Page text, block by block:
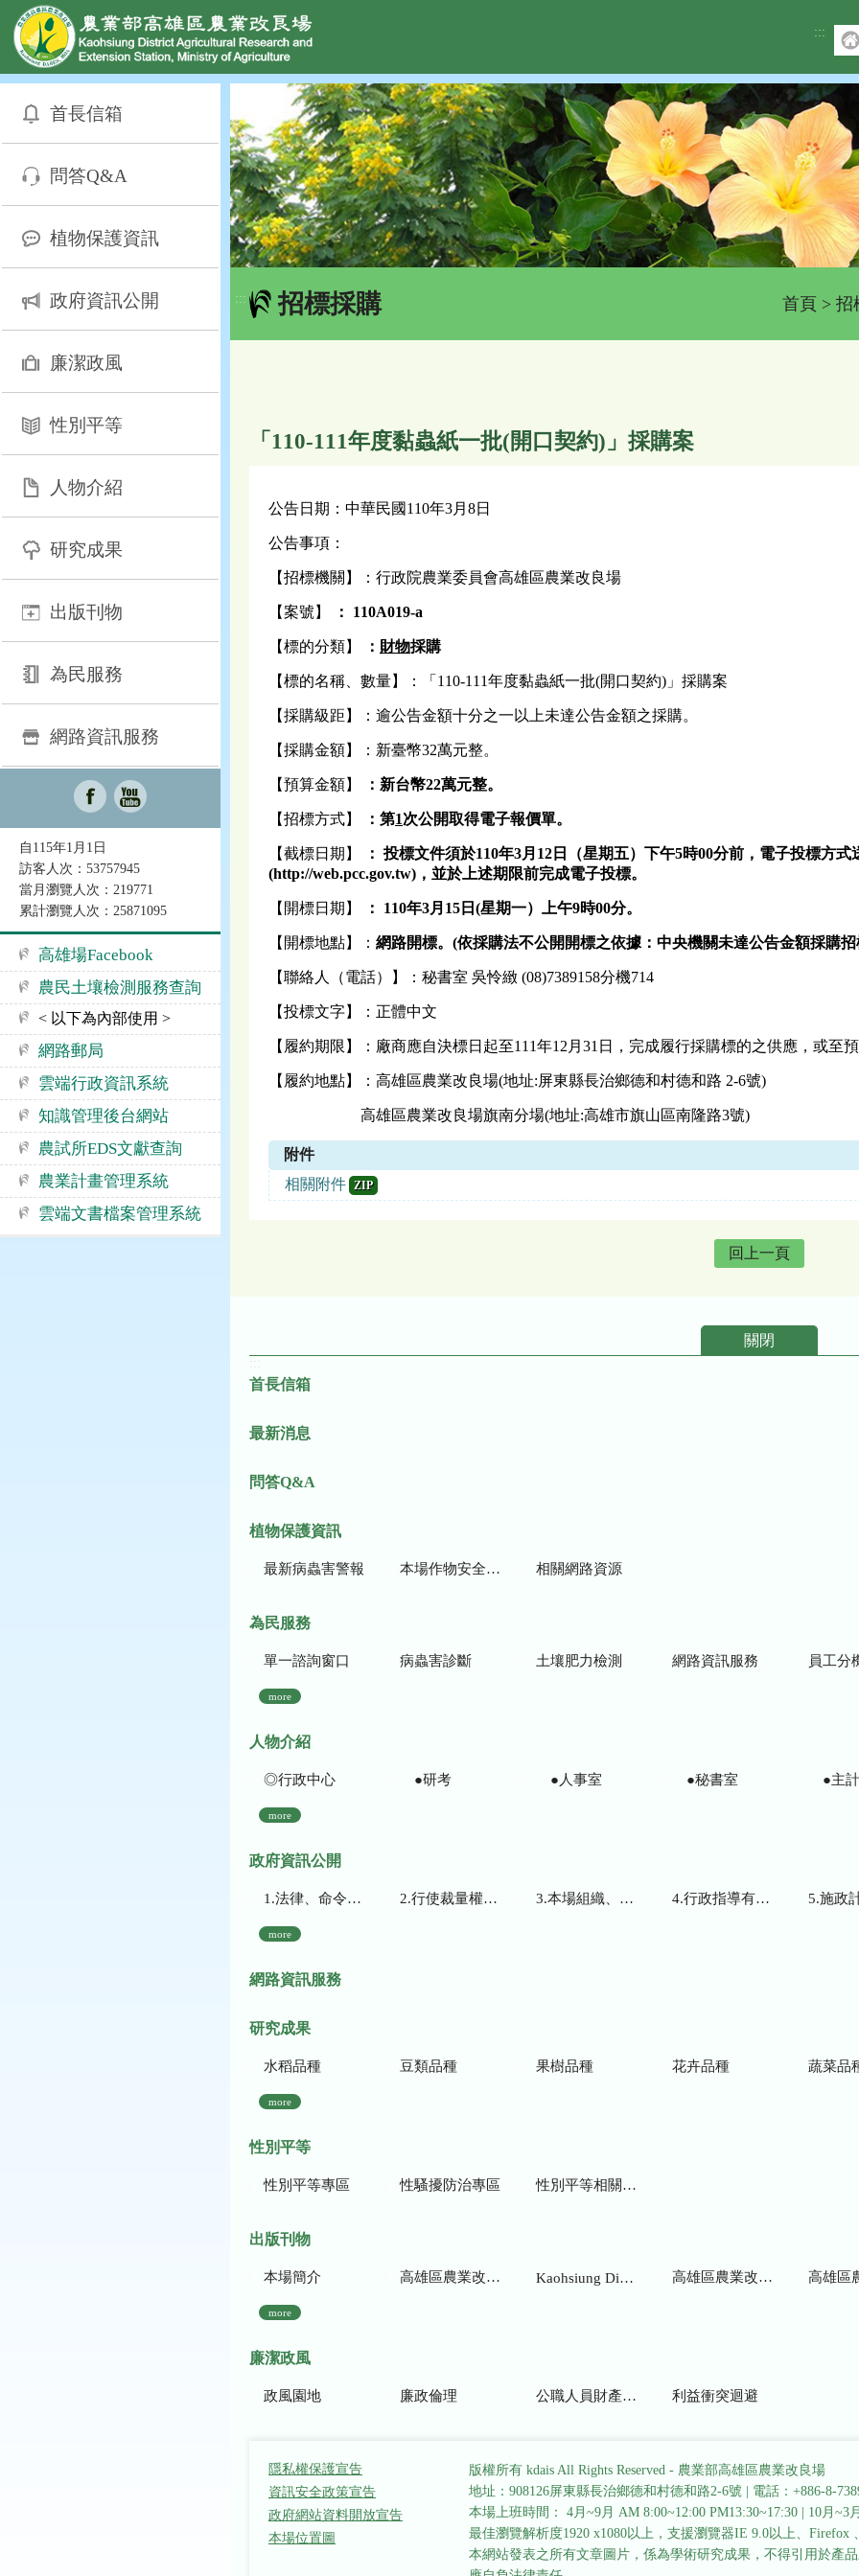
網頁置頂
:::
首長信箱
問答Q&A
植物保護資訊
政府資訊公開
廉潔政風
性別平等
人物介紹
研究成果
出版刊物
為民服務
網路資訊服務
自115年1月1日
訪客人次：53757945
當月瀏覽人次：219771
累計瀏覽人次：25871095
高雄場Facebook
農民土壤檢測服務查詢
< 以下為內部使用 >
網路郵局
雲端行政資訊系統
知識管理後台網站
農試所EDS文獻查詢
農業計畫管理系統
雲端文書檔案管理系統
::: 招標採購 首頁 > 招
「110-111年度黏蟲紙一批(開口契約)」採購案
公告日期：中華民國110年3月8日
公告事項：
【招標機關】：行政院農業委員會高雄區農業改良場
【案號】 ： 110A019-a
【標的分類】 ： 財物採購
【標的名稱、數量】：「110-111年度黏蟲紙一批(開口契約)」採購案
【採購級距】：逾公告金額十分之一以上未達公告金額之採購。
【採購金額】：新臺幣32萬元整。
【預算金額】 ： 新台幣22萬元整。
【招標方式】 ：第1次公開取得電子報價單。
【截標日期】 ： 投標文件須於110年3月12日（星期五） 下午5時00分前，電子投標方
(http://web.pcc.gov.tw)，並於上述期限前完成電子投標。
【開標日期】 ： 110年3月15日(星期一） 上午9時00分。
【開標地點】： 網路開標。(依採購法不公開開標之依據：中央機關未達公告金額採購
【聯絡人（電話）】：秘書室 吳怜緻 (08)7389158分機714
【投標文字】：正體中文
【履約期限】：廠商應自決標日起至111年12月31日，完成履行採購標的之供應，或至
【履約地點】：高雄區農業改良場(地址:屏東縣長治鄉德和村德和路 2-6號)
高雄區農業改良場旗南分場(地址:高雄市旗山區南隆路3號)
附件
相關附件 ZIP
回上一頁
關閉
首長信箱
最新消息
問答Q&A
植物保護資訊
最新病蟲害警報 本場作物安全用藥資訊 相關網路資源
為民服務
單一諮詢窗口 病蟲害診斷 土壤肥力檢測 網路資訊服務 員工分
more
人物介紹
◎行政中心 ●研考 ●人事室 ●秘書室 ●主
more
政府資訊公開
1.法律、命令、法規命令 2.行使裁量權而訂頒之解釋性規定及裁量基準 3.本場組織、職掌及聯絡資訊 4.行政指導有關文書 5.施政計畫、業務
more
網路資訊服務
研究成果
水稻品種 豆類品種 果樹品種 花卉品種 蔬菜品
more
性別平等
性別平等專區 性騷擾防治專區 性別平等相關網站
出版刊物
本場簡介 高雄區農業改良場研究彙報 Kaohsiung District Agricultural Research and Extension Station 高雄區農業改良場年報 高雄區
more
廉潔政風
政風園地 廉政倫理 公職人員財產申報 利益衝突迴避
隱私權保護宣告
資訊安全政策宣告
政府網站資料開放宣告
本場位置圖
版權所有 kdais All Rights Reserved - 農業部高雄區農業改良場
地址：908126屏東縣長治鄉德和村德和路2-6號
電話：+886-8-
本場上班時間： 4月~9月 AM 8:00~12:00 PM13:30~17:30
10月~3
最佳瀏覽解析度1920 x1080以上，支援瀏覽器IE 9.0以上、Firefox
本網站發表之所有文章圖片，係為學術研究成果，不得引用於產